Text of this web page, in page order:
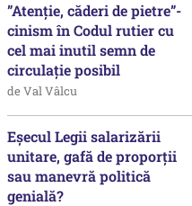
”Atenție, căderi de pietre”-
cinism în Codul rutier cu
cel mai inutil semn de
circulație posibil
de Val Vâlcu
Eșecul Legii salarizării
unitare, gafă de proporții
sau manevră politică
genială?